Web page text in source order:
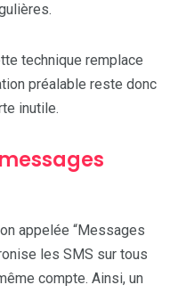
technique remplace
préalable reste donc
inutile.
appelée “Messages
les SMS sur tous
compte. Ainsi, un